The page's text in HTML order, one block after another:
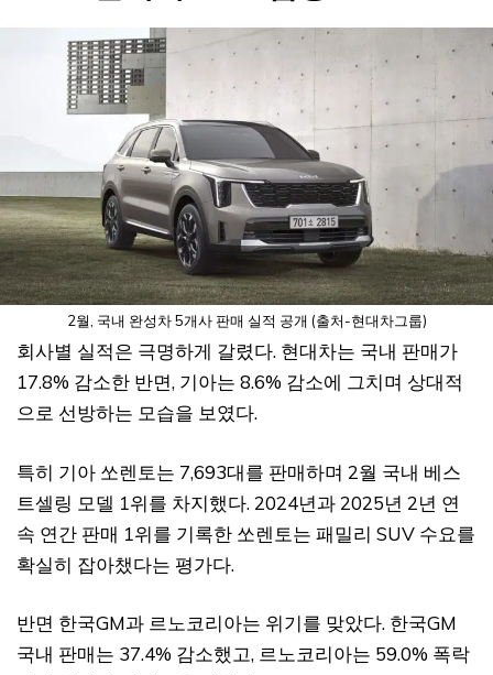
2월, 국내 완성차 5개사 판매 실적 공개 (출처-현대차그룹)
회사별 실적은 극명하게 갈렸다. 현대차는 국내 판매가
17.8% 감소한 반면, 기아는 8.6% 감소에 그치며 상대적
으로 선방하는 모습을 보였다.
특히 기아 쏘렌토는 7,693대를 판매하며 2월 국내 베스
트셀링 모델 1위를 차지했다. 2024년과 2025년 2년 연
속 연간 판매 1위를 기록한 쏘렌토는 패밀리 SUV 수요를
확실히 잡아챘다는 평가다.
반면 한국GM과 르노코리아는 위기를 맞았다. 한국GM
국내 판매는 37.4% 감소했고, 르노코리아는 59.0% 폭락